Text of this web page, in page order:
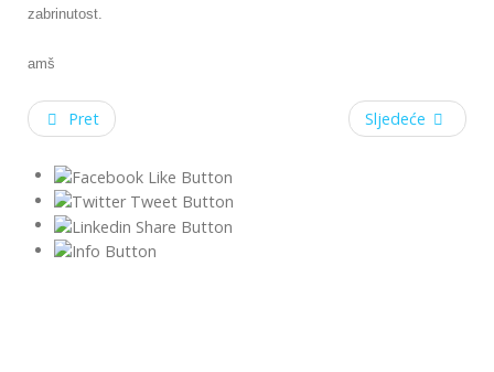
zabrinutost.
amš
Pret Sljedeće